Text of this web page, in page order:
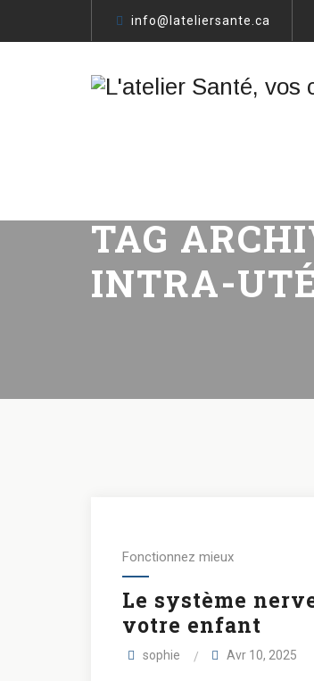
info@lateliersante.ca
TAG
INTRA-
Fonctionnez mieux
Le système
votre enfant
sophie Avr 10, 2025